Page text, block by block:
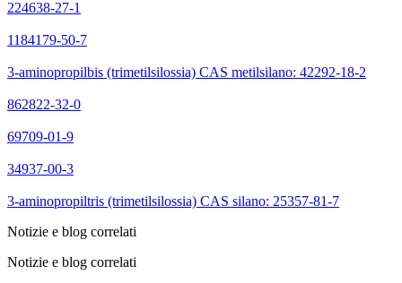
224638-27-1
1184179-50-7
3-aminopropilbis (trimetilsilossia) CAS metilsilano: 42292-18-2
862822-32-0
69709-01-9
34937-00-3
3-aminopropiltris (trimetilsilossia) CAS silano: 25357-81-7
Notizie e blog correlati
Notizie e blog correlati